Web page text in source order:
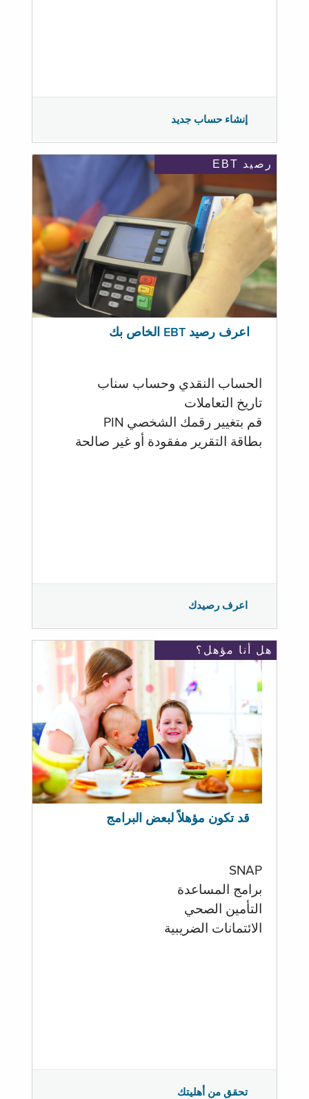
إنشاء حساب جديد
رصيد EBT
اعرف رصيد EBT الخاص بك
الحساب النقدي وحساب سناب
تاريخ التعاملات
قم بتغيير رقمك الشخصي PIN
بطاقة التقرير مفقودة أو غير صالحة
اعرف رصيدك
هل أنا مؤهل؟
قد تكون مؤهلاً لبعض البرامج
SNAP
برامج المساعدة
التأمين الصحي
الائتمانات الضريبية
تحقق من أهليتك